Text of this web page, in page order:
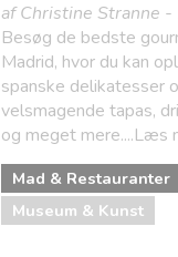
af Christine Stranne
Besøg de bedste
Madrid, hvor du kan
spanske delikatesser
velsmagende tapas,
og meget mere....Læs
Mad & Restauranter
Museum & Kunst